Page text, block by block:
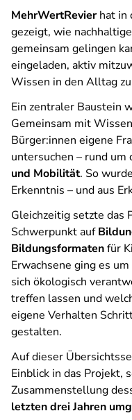
MehrWertRevierhat in
gezeigt, wie
gemeinsam gelingen
eingeladen, aktiv
Wissen in den Alltag
Ein zentraler Baustein
Gemeinsam mit
Bürger:innen eigene
untersuchen – rund um
und Mobilität. So
Erkenntnis – und aus
Gleichzeitig setzte das
Schwerpunkt auf
Bildungsformatenfür
Erwachsene ging es
sich ökologisch
treffen lassen und
eigene Verhalten
gestalten.
Auf dieser
Einblick in das Projekt,
Zusammenstellung
letzten drei Jahren